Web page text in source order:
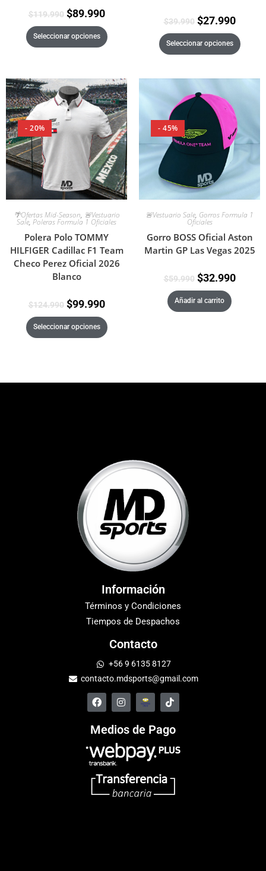
$119.990 $89.990
Seleccionar opciones
$39.990 $27.990
Seleccionar opciones
- 20%
🌴Ofertas Mid-Season, 🚨Vestuario
Sale, Poleras Formula 1 Oficiales
Polera Polo TOMMY
HILFIGER Cadillac F1 Team
Checo Perez Oficial 2026
Blanco
$124.990 $99.990
Seleccionar opciones
- 45%
🚨Vestuario Sale, Gorros Formula 1
Oficiales
Gorro BOSS Oficial Aston
Martin GP Las Vegas 2025
$59.990 $32.990
Añadir al carrito
Información
Términos y Condiciones
Tiempos de Despachos
Contacto
+56 9 6135 8127
contacto.mdsports@gmail.com
Medios de Pago